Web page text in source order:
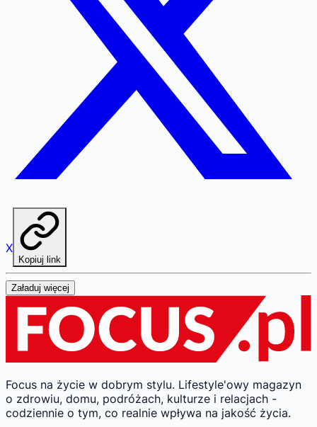
X
Kopiuj link
Załaduj więcej
Focus na życie w dobrym stylu. Lifestyle'owy magazyn
o zdrowiu, domu, podróżach, kulturze i relacjach -
codziennie o tym, co realnie wpływa na jakość życia.